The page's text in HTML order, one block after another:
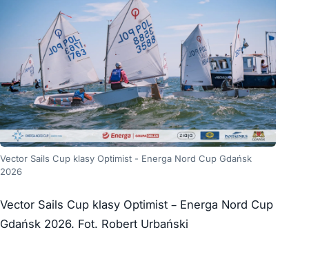
Vector Sails Cup klasy Optimist - Energa Nord Cup Gdańsk
2026
Vector Sails Cup klasy Optimist – Energa Nord Cup
Gdańsk 2026. Fot. Robert Urbański